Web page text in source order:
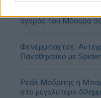
αγοράς του Μόουρα
Φενέρμπαχτσε:
Παναθηναϊκό με
Ρεάλ Μαδρίτης ή
στο μεγαλύτερο